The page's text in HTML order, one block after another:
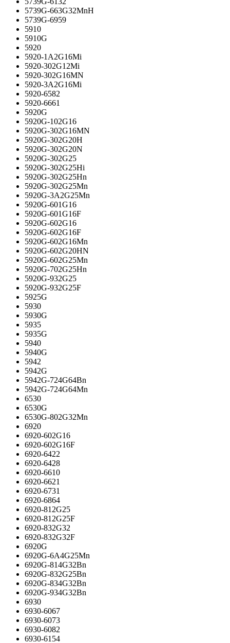
5739G-663G32MnH
5739G-6959
5910
5910G
5920
5920-1A2G16Mi
5920-302G12Mi
5920-302G16MN
5920-3A2G16Mi
5920-6582
5920-6661
5920G
5920G-102G16
5920G-302G16MN
5920G-302G20H
5920G-302G20N
5920G-302G25
5920G-302G25Hi
5920G-302G25Hn
5920G-302G25Mn
5920G-3A2G25Mn
5920G-601G16
5920G-601G16F
5920G-602G16
5920G-602G16F
5920G-602G16Mn
5920G-602G20HN
5920G-602G25Mn
5920G-702G25Hn
5920G-932G25
5920G-932G25F
5925G
5930
5930G
5935
5935G
5940
5940G
5942
5942G
5942G-724G64Bn
5942G-724G64Mn
6530
6530G
6530G-802G32Mn
6920
6920-602G16
6920-602G16F
6920-6422
6920-6428
6920-6610
6920-6621
6920-6731
6920-6864
6920-812G25
6920-812G25F
6920-832G32
6920-832G32F
6920G
6920G-6A4G25Mn
6920G-814G32Bn
6920G-832G25Bn
6920G-834G32Bn
6920G-934G32Bn
6930
6930-6067
6930-6073
6930-6082
6930-6154